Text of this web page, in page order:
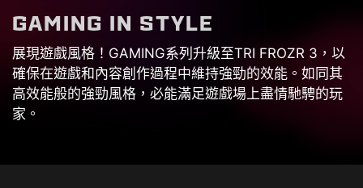
GAMING IN STYLE
展現遊戲風格！GAMING系列升級至TRI FROZR 3，以
確保在遊戲和內容創作過程中維持強勁的效能。如同其
高效能般的強勁風格，必能滿足遊戲場上盡情馳騁的玩
家。